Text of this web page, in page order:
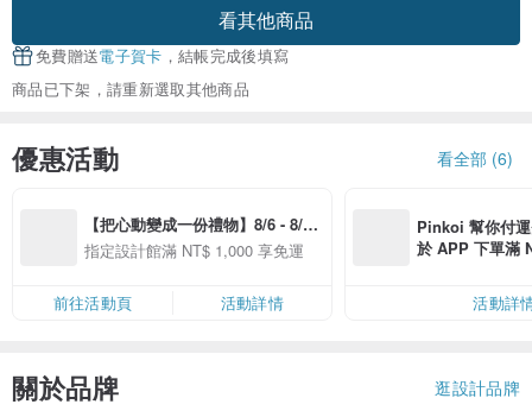
看其他商品
免費贈送電子賀卡 ，結帳完成後填寫
商品已下架，請重新選取其他商品
優惠活動 看全部 (6)
【把心動變成一份禮物】8/6 - 8/20
精選品牌全館滿 NT$1,000 免運
指定設計館滿 NT$ 1,000 享免運
前往活動頁 活動詳情
Pinkoi 幫你付
於 APP 下單滿
活動詳
關於品牌 逛設計品牌